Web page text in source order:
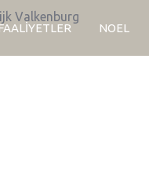
NOEL